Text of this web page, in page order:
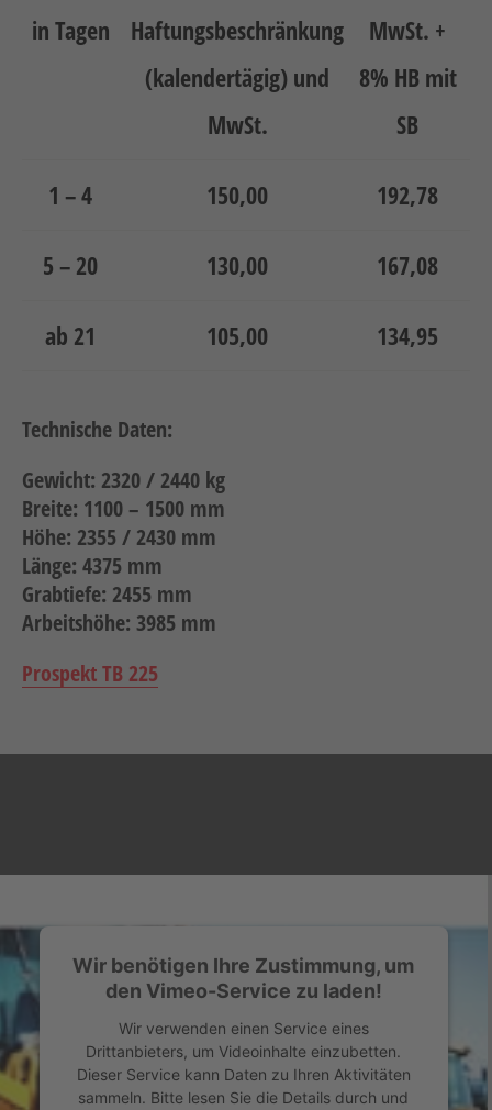
Unsere Mietliste
Verkauf
Gebrauchtmaschinen
Unternehmen
Kontakt
Schulungen
Verweis
in Tagen
Haftungsbeschränkung
(kalendertägig) und
MwSt.
MwSt. +
8% HB mit
SB
1 – 4 150,00 192,78
5 – 20 130,00 167,08
ab 21 105,00 134,95
Technische Daten:
Gewicht: 2320 / 2440 kg
Breite: 1100 – 1500 mm
Höhe: 2355 / 2430 mm
Länge: 4375 mm
Grabtiefe: 2455 mm
Arbeitshöhe: 3985 mm
Prospekt TB 225
Wir benötigen Ihre Zustimmung, um
den Vimeo-Service zu laden!
Wir verwenden einen Service eines
Drittanbieters, um Videoinhalte einzubetten.
Dieser Service kann Daten zu Ihren Aktivitäten
sammeln. Bitte lesen Sie die Details durch und